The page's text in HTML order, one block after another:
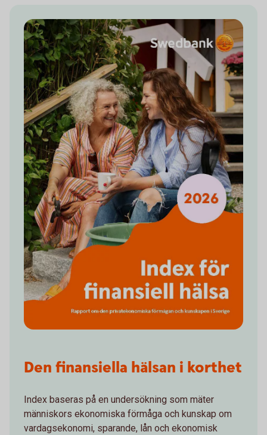
Den finansiella hälsan i korthet
Index baseras på en undersökning som mäter
människors ekonomiska förmåga och kunskap om
vardagsekonomi, sparande, lån och ekonomisk